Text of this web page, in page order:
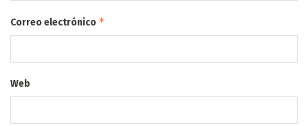
Correo electrónico *
Web